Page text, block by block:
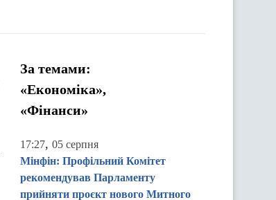
За темами:
«Економіка»,
«Фінанси»
17:27, 05 серпня
Мінфін: Профільний Комітет
рекомендував Парламенту
прийняти проєкт нового Митного